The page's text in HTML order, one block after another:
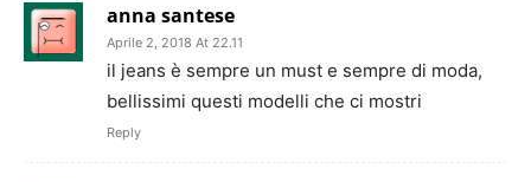
anna santese
Aprile 2, 2018 At 22.11
il jeans è sempre un must e sempre di moda,
bellissimi questi modelli che ci mostri
Reply